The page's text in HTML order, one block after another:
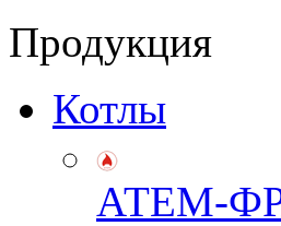
Продукция
Котлы
АТЕМ-